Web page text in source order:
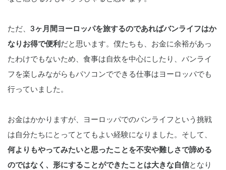
ただ、 3ヶ月間ヨーロッパを旅するのであればバンライフはか
なりお得で便利 だと思います。僕たちも、お金に余裕があっ
たわけでもないため、食事は自炊を中心にしたり、バンライ
フを楽しみながらもパソコンでできる仕事はヨーロッパでも
行っていました。
お金はかかりますが、ヨーロッパでのバンライフという挑戦
は自分たちにとってとてもよい経験になりました。そして、
何よりもやってみたいと思ったことを不安や難しさで諦める
のではなく、形にすることができたことは大きな自信となり